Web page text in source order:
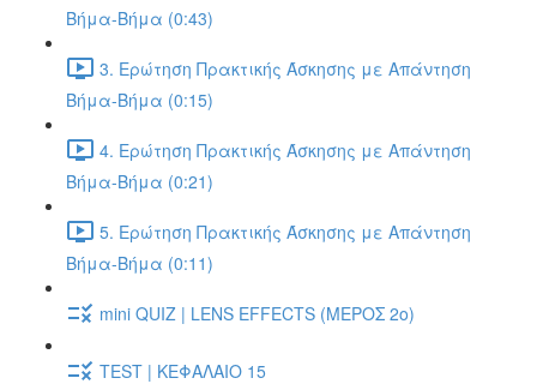
Βήμα-Βήμα (0:43)
3. Ερώτηση Πρακτικής Άσκησης με Απάντηση
Βήμα-Βήμα (0:15)
4. Ερώτηση Πρακτικής Άσκησης με Απάντηση
Βήμα-Βήμα (0:21)
5. Ερώτηση Πρακτικής Άσκησης με Απάντηση
Βήμα-Βήμα (0:11)
mini QUIZ | LENS EFFECTS (ΜΕΡΟΣ 2o)
TEST | ΚΕΦΑΛΑΙΟ 15